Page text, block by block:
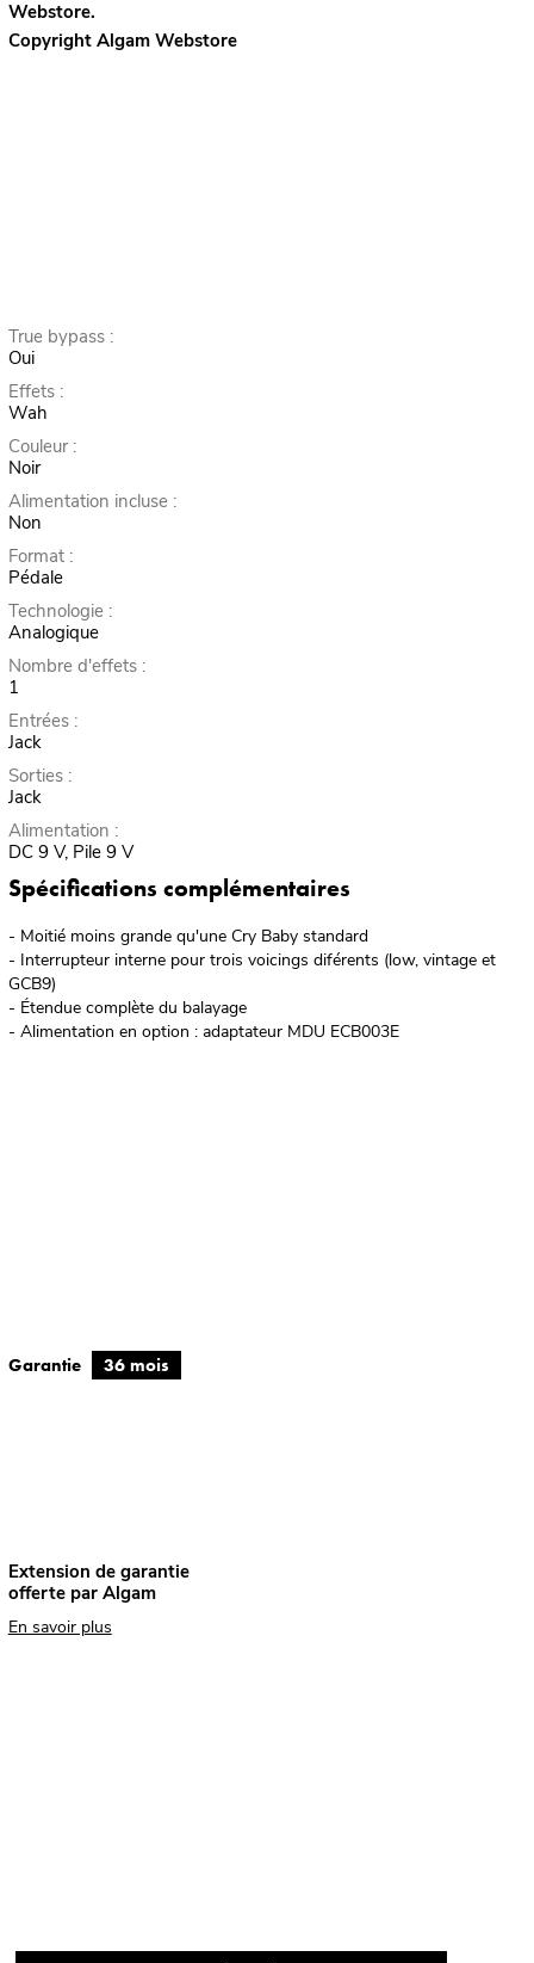
Webstore.
Copyright Algam Webstore
True bypass :
Oui
Effets :
Wah
Couleur :
Noir
Alimentation incluse :
Non
Format :
Pédale
Technologie :
Analogique
Nombre d'effets :
1
Entrées :
Jack
Sorties :
Jack
Alimentation :
DC 9 V, Pile 9 V
Spécifications complémentaires
- Moitié moins grande qu'une Cry Baby standard
- Interrupteur interne pour trois voicings diférents (low, vintage et
GCB9)
- Étendue complète du balayage
- Alimentation en option : adaptateur MDU ECB003E
Garantie 36 mois
Extension de garantie
offerte par Algam
En savoir plus